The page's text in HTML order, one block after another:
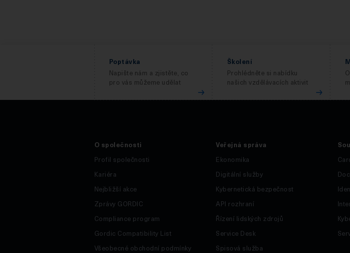
Poptávka
Napište nám a zjistěte, co
pro vás můžeme udělat
Školení
Prohlédněte si nabídku
našich vzdělávacích aktivit
O společnosti
Profil společnosti
Kariéra
Nejbližší akce
Zprávy GORDIC
Compliance program
Gordic Compatibility List
Všeobecné obchodní podmínky
Veřejná správa
Ekonomika
Digitální služby
Kybernetická bezpečnost
API rozhraní
Řízení lidských zdrojů
Service Desk
Spisová služba